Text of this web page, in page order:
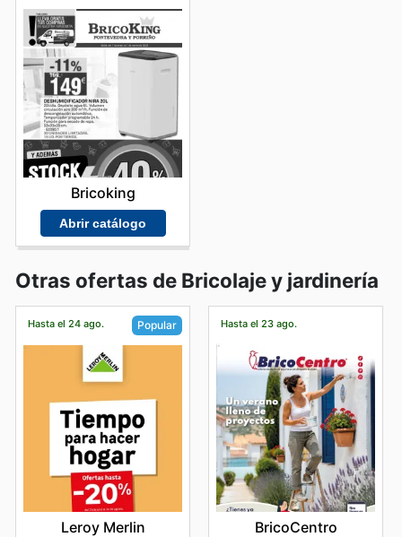
Bricoking
Abrir catálogo
Otras ofertas de Bricolaje y jardinería
Hasta el 24 ago. Popular
Leroy Merlin
Hasta el 23 ago.
BricoCentro